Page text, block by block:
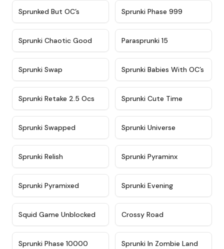
Sprunked But OC’s Sprunki Phase 999
★ 4.7
Sprunki Chaotic Good Parasprunki 15
Sprunki Swap ★ 4.8
Sprunki Babies With OC’s
★ 4.6
Sprunki Retake 2.5 Ocs Sprunki Cute Time
Sprunki Swapped Sprunki Universe
Sprunki Relish Sprunki Pyraminx
Sprunki Pyramixed Sprunki Evening
★ 4.6
Squid Game Unblocked Crossy Road
★
Sprunki Phase 10000 ★ 4.5
Sprunki In Zombie Land